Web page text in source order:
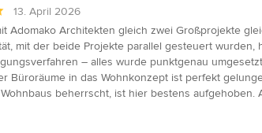
13. April 2026
Adomako Architekten gleich zwei Großprojekte
mit der beide Projekte parallel gesteuert
– alles wurde punktgenau
Büroräume in das Wohnkonzept ist perfekt
beherrscht, ist hier bestens aufgehoben.